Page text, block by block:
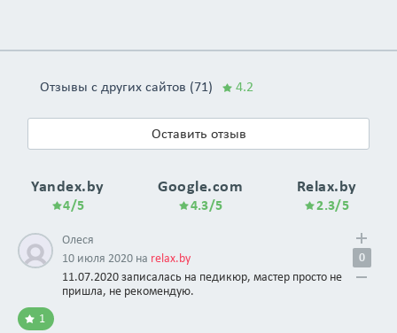
Отзывы с других сайтов (71) 4.2
Оставить отзыв
Yandex.by
4/5
Google.com
4.3/5
Relax.by
2.3/5
Олеся
10 июля 2020 на relax.by
11.07.2020 записалась на педикюр, мастер просто не
пришла, не рекомендую.
0
1